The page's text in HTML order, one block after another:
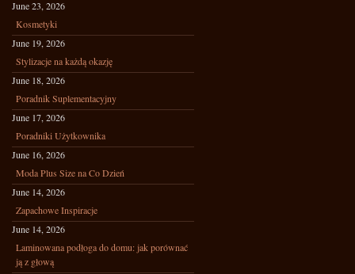
June 23, 2026
Kosmetyki
June 19, 2026
Stylizacje na każdą okazję
June 18, 2026
Poradnik Suplementacyjny
June 17, 2026
Poradniki Użytkownika
June 16, 2026
Moda Plus Size na Co Dzień
June 14, 2026
Zapachowe Inspiracje
June 14, 2026
Laminowana podłoga do domu: jak porównać
ją z głową